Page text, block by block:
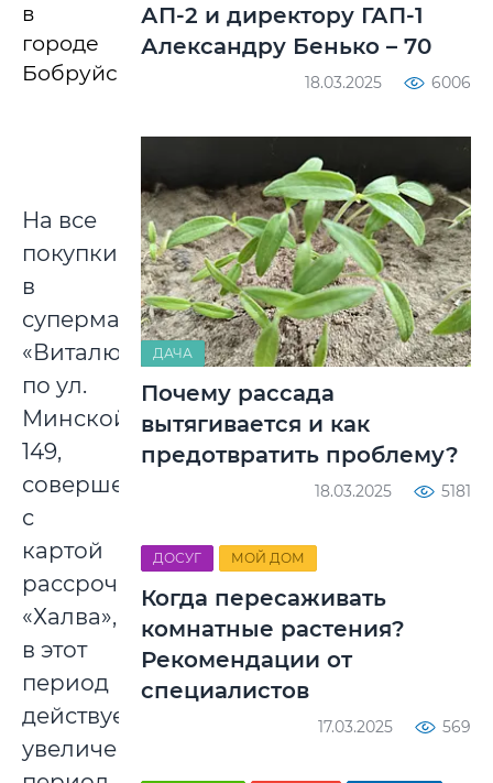
в
городе
Бобруйске.
На все
покупки
в
супермаркете
«Виталюр»
по ул.
Минской,
149,
совершенные
с
картой
рассрочки
«Халва»,
в этот
период
действует
увеличенный
АП-2 и директору ГАП-1
Александру Бенько – 70
18.03.2025 6006
ДАЧА
Почему рассада
вытягивается и как
предотвратить проблему?
18.03.2025 5181
ДОСУГ МОЙ ДОМ
Когда пересаживать
комнатные растения?
Рекомендации от
специалистов
17.03.2025 569